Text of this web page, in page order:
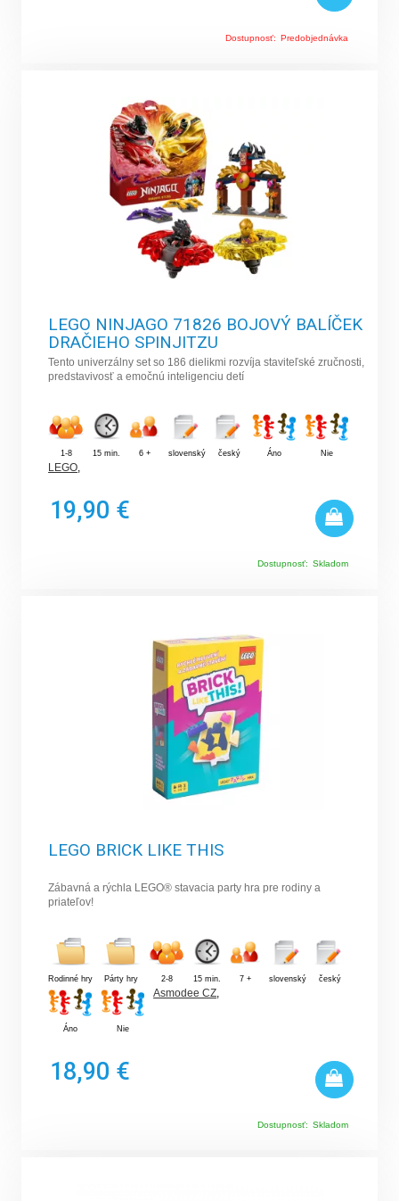
Dostupnosť: Predobjednávka
LEGO NINJAGO 71826 BOJOVÝ BALÍČEK
DRAČIEHO SPINJITZU
Tento univerzálny set so 186 dielikmi rozvíja staviteľské zručnosti,
predstavivosť a emočnú inteligenciu detí
1-8 15 min. 6 + slovenský český Áno Nie
LEGO
19,90 €
Dostupnosť: Skladom
LEGO BRICK LIKE THIS
Zábavná a rýchla LEGO® stavacia party hra pre rodiny a
priateľov!
Rodinné hry Párty hry 2-8 15 min. 7 + slovenský český
Áno Nie
Asmodee CZ,
18,90 €
Dostupnosť: Skladom